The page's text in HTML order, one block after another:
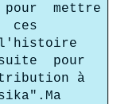
mettre
ces
l'histoire
pour
à